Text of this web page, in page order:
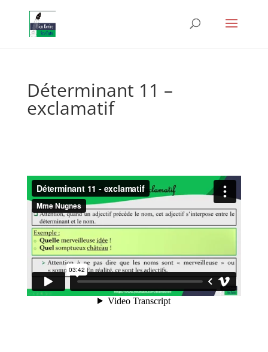
Déterminant 11 –
exclamatif